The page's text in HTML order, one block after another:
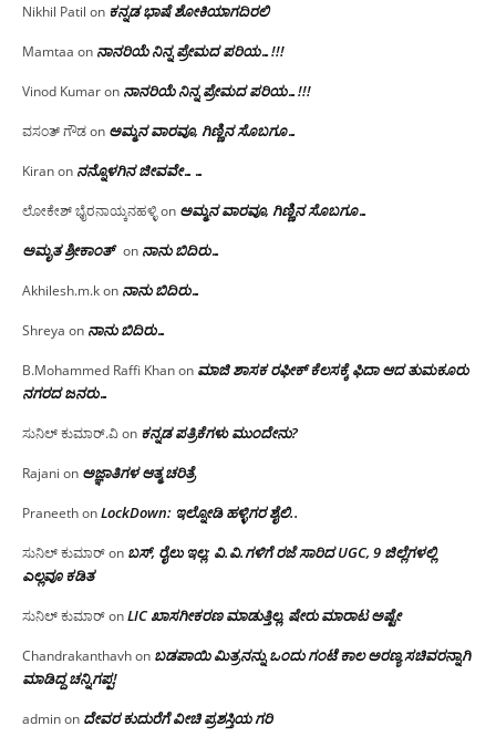
Nikhil Patil on ಕನ್ನಡ ಭಾಷೆ ಶೋಕಿಯಾಗದಿರಲಿ
Mamtaa on ನಾನರಿಯೆ ನಿನ್ನ ಪ್ರೇಮದ ಪರಿಯ…!!!
Vinod Kumaron ನಾನರಿಯೆ ನಿನ್ನ ಪ್ರೇಮದ ಪರಿಯ…!!!
ವಸಂತ್ ಗೌಡon ಅಮ್ಮನ ವಾರವೂ, ಗಿಣ್ಣಿನ ಸೊಬಗೂ…
Kiranon ನನ್ನೊಳಗಿನ ಜೀವವೇ……
ಲೋಕೇಶ್ ಭೈರನಾಯ್ಕನಹಳ್ಳಿon ಅಮ್ಮನ ವಾರವೂ, ಗಿಣ್ಣಿನ ಸೊಬಗೂ…
ಅಮೃತ ಶ್ರೀಕಾಂತ್ on ನಾನು ಬಿದಿರು…
Akhilesh.m.kon ನಾನು ಬಿದಿರು…
Shreya on ನಾನು ಬಿದಿರು…
B.Mohammed Raffi Khanon ಮಾಜಿ ಶಾಸಕ ರಫೀಕ್ ಕೆಲಸಕ್ಕೆ ಫಿದಾ ಆದ ತುಮಕೂರು
ನಗರದ ಜನರು…
ಸುನಿಲ್ ಕುಮಾರ್.ವಿon ಕನ್ನಡ ಪತ್ರಿಕೆಗಳು ಮುಂದೇನು?
Rajani on ಅಜ್ಞಾತಿಗಳ ಆತ್ಮ ಚರಿತ್ರೆ
PraneethonLockDown: ಇಲ್ನೋಡಿ ಹಳ್ಳಿಗರ ಶೈಲಿ..
ಸುನಿಲ್ ಕುಮಾರ್on ಬಸ್, ರೈಲು ಇಲ್ಲ; ವಿ.ವಿ.ಗಳಿಗೆ ರಜೆ ಸಾರಿದ UGC, 9 ಜಿಲ್ಲೆಗಳಲ್ಲಿ
ಎಲ್ಲವೂ ಕಡಿತ
ಸುನಿಲ್ ಕುಮಾರ್onLIC ಖಾಸಗೀಕರಣ ಮಾಡುತ್ತಿಲ್ಲ, ಷೇರು ಮಾರಾಟ ಅಷ್ಟೇ
Chandrakanthavhon ಬಡಪಾಯಿ ಮಿತ್ರನನ್ನು ಒಂದು ಗಂಟೆ ಕಾಲ ಅರಣ್ಯ ಸಚಿವರನ್ನಾಗಿ
ಮಾಡಿದ್ದ ಚನ್ನಿಗಪ್ಪ!
adminon ದೇವರ ಕುದುರೆಗೆ ವೀಚಿ ಪ್ರಶಸ್ತಿಯ ಗರಿ